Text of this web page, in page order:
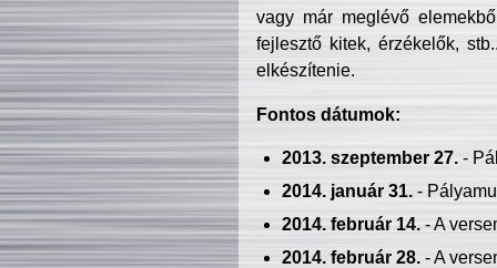
vagy már meglévő
fejlesztő kitek, érzékelők,
elkészítenie.
Fontos dátumok:
2013. szeptember 27.-
2014. január 31.-
2014. február 14.- A
2014. február 28.- A